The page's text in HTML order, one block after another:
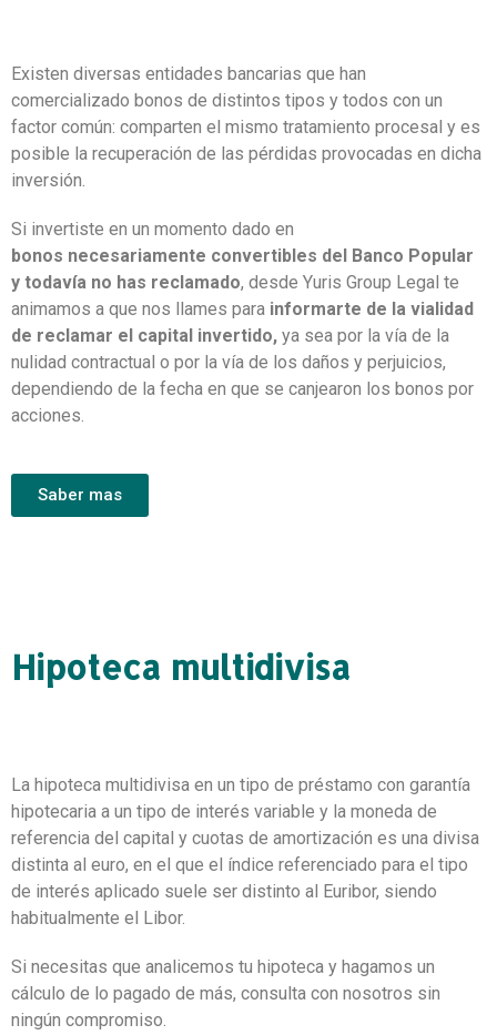
Existen diversas entidades bancarias que han
comercializado bonos de distintos tipos y todos con un
factor común: comparten el mismo tratamiento procesal y es
posible la recuperación de las pérdidas provocadas en dicha
inversión.
Si invertiste en un momento dado en
bonos necesariamente convertibles del Banco Popular
y todavía no has reclamado, desde Yuris Group Legal te
animamos a que nos llames para informarte de la vialidad
de reclamar el capital invertido, ya sea por la vía de la
nulidad contractual o por la vía de los daños y perjuicios,
dependiendo de la fecha en que se canjearon los bonos por
acciones.
Saber mas
Hipoteca multidivisa
La hipoteca multidivisa en un tipo de préstamo con garantía
hipotecaria a un tipo de interés variable y la moneda de
referencia del capital y cuotas de amortización es una divisa
distinta al euro, en el que el índice referenciado para el tipo
de interés aplicado suele ser distinto al Euribor, siendo
habitualmente el Libor.
Si necesitas que analicemos tu hipoteca y hagamos un
cálculo de lo pagado de más, consulta con nosotros sin
ningún compromiso.